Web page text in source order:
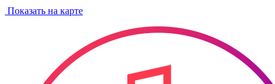
Показать на карте